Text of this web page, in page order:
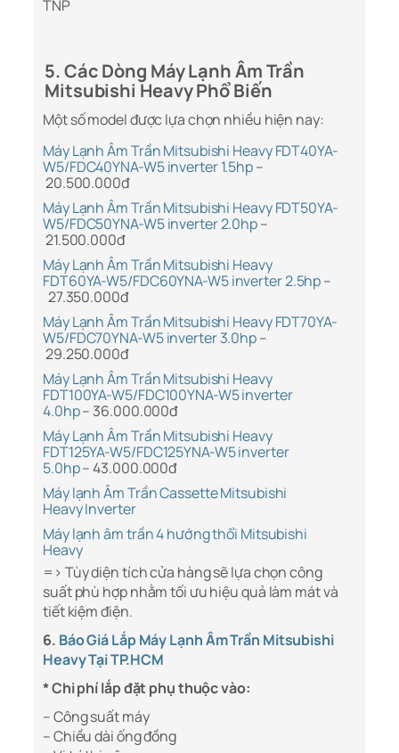
TNP
5. Các Dòng Máy Lạnh Âm Trần
Mitsubishi Heavy Phổ Biến
Một số model được lựa chọn nhiều hiện nay:
Máy Lạnh Âm Trần Mitsubishi Heavy FDT40YA-
W5/FDC40YNA-W5 inverter 1.5hp–
20.500.000đ
Máy Lạnh Âm Trần Mitsubishi Heavy FDT50YA-
W5/FDC50YNA-W5 inverter 2.0hp–
21.500.000đ
Máy Lạnh Âm Trần Mitsubishi Heavy
FDT60YA-W5/FDC60YNA-W5 inverter 2.5hp–
27.350.000đ
Máy Lạnh Âm Trần Mitsubishi Heavy FDT70YA-
W5/FDC70YNA-W5 inverter 3.0hp–
29.250.000đ
Máy Lạnh Âm Trần Mitsubishi Heavy
FDT100YA-W5/FDC100YNA-W5 inverter
4.0hp– 36.000.000đ
Máy Lạnh Âm Trần Mitsubishi Heavy
FDT125YA-W5/FDC125YNA-W5 inverter
5.0hp– 43.000.000đ
Máy lạnh Âm Trần Cassette Mitsubishi
Heavy Inverter
Máy lạnh âm trần 4 hướng thổi Mitsubishi
Heavy
=> Tùy diện tích cửa hàng sẽ lựa chọn công
suất phù hợp nhằm tối ưu hiệu quả làm mát và
tiết kiệm điện.
6. Báo Giá Lắp Máy Lạnh Âm Trần Mitsubishi
Heavy Tại TP.HCM
* Chi phí lắp đặt phụ thuộc vào:
– Công suất máy
– Chiều dài ống đồng